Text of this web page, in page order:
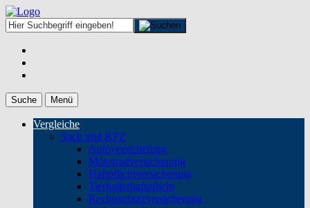
Suche Menü
Vergleiche
Sach und KFZ
Autoversicherung
Motorradversicherung
Haftpflichtversicherung
Tierhalterhaftpflicht
Rechtsschutzversicherung